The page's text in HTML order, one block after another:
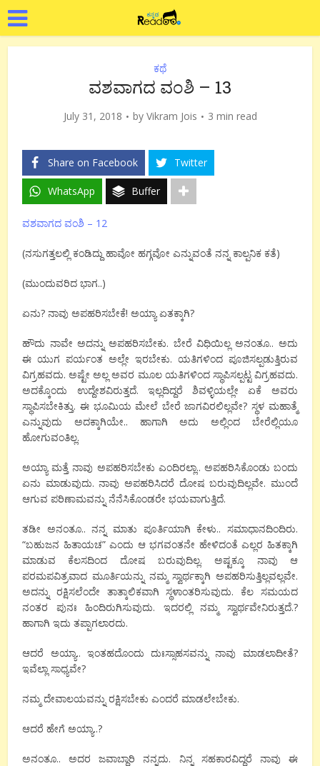
ಕಥೆ
ವಶವಾಗದ ವಂಶಿ – 13
July 31, 2018 by Vikram Jois 3 min read
Share on Facebook Twitter
WhatsApp Buffer
ವಶವಾಗದ ವಂಶಿ – 12
(ನಸುಗತ್ತಲಲ್ಲಿ ಕಂಡಿದ್ದು ಹಾವೋ ಹಗ್ಗವೋ ಎನ್ನುವಂತೆ ನನ್ನ ಕಾಲ್ಪನಿಕ ಕತೆ)
(ಮುಂದುವರಿದ ಭಾಗ..)
ಏನು? ನಾವು ಅಪಹರಿಸಬೇಕೆ! ಅಯ್ಯಾ ಏತಕ್ಕಾಗಿ?
ಹೌದು ನಾವೇ ಅದನ್ನು ಅಪಹರಿಸಬೇಕು. ಬೇರೆ ವಿಧಿಯಿಲ್ಲ ಅನಂತೂ.. ಅದು
ಈ ಯುಗ ಪರ್ಯಂತ ಅಲ್ಲೇ ಇರಬೇಕು. ಯತಿಗಳಿಂದ ಪೂಜಿಸಲ್ಪಡುತ್ತಿರುವ
ವಿಗ್ರಹವದು. ಅಷ್ಟೇ ಅಲ್ಲ ಅವರ ಮೂಲ ಯತಿಗಳಿಂದ ಸ್ಥಾಪಿಸಲ್ಪಟ್ಟ ವಿಗ್ರಹವದು.
ಅದಕ್ಕೊಂದು ಉದ್ದೇಶವಿರುತ್ತದೆ. ಇಲ್ಲದಿದ್ದರೆ ಶಿವಳ್ಳಿಯಲ್ಲೇ ಏಕೆ ಅವರು
ಸ್ಥಾಪಿಸಬೇಕಿತ್ತು. ಈ ಭೂಮಿಯ ಮೇಲೆ ಬೇರೆ ಜಾಗವಿರಲಿಲ್ಲವೇ? ಸ್ಥಳ ಮಹಾತ್ಮೆ
ಎನ್ನುವುದು ಅದಕ್ಕಾಗಿಯೇ.. ಹಾಗಾಗಿ ಅದು ಅಲ್ಲಿಂದ ಬೇರೆಲ್ಲಿಯೂ
ಹೋಗುವಂತಿಲ್ಲ.
ಅಯ್ಯಾ ಮತ್ತೆ ನಾವು ಅಪಹರಿಸಬೇಕು ಎಂದಿರಲ್ಲಾ.. ಅಪಹರಿಸಿಕೊಂಡು ಬಂದು
ಏನು ಮಾಡುವುದು. ನಾವು ಅಪಹರಿಸಿದರೆ ದೋಷ ಬರುವುದಿಲ್ಲವೇ. ಮುಂದೆ
ಆಗುವ ಪರಿಣಾಮವನ್ನು ನೆನೆಸಿಕೊಂಡರೇ ಭಯವಾಗುತ್ತಿದೆ.
ತಡೀ ಅನಂತೂ.. ನನ್ನ ಮಾತು ಪೂರ್ತಿಯಾಗಿ ಕೇಳು.. ಸಮಾಧಾನದಿಂದಿರು.
“ಬಹುಜನ ಹಿತಾಯಚ” ಎಂದು ಆ ಭಗವಂತನೇ ಹೇಳಿದಂತೆ ಎಲ್ಲರ ಹಿತಕ್ಕಾಗಿ
ಮಾಡುವ ಕೆಲಸದಿಂದ ದೋಷ ಬರುವುದಿಲ್ಲ. ಅಷ್ಟಕ್ಕೂ ನಾವು ಆ
ಪರಮಪವಿತ್ರವಾದ ಮೂರ್ತಿಯನ್ನು ನಮ್ಮ ಸ್ವಾರ್ಥಕ್ಕಾಗಿ ಅಪಹರಿಸುತ್ತಿಲ್ಲವಲ್ಲವೇ.
ಅದನ್ನು ರಕ್ಷಿಸಲೆಂದೇ ತಾತ್ಕಾಲಿಕವಾಗಿ ಸ್ಥಳಾಂತರಿಸುವುದು. ಕೆಲ ಸಮಯದ
ನಂತರ ಪುನಃ ಹಿಂದಿರುಗಿಸುವುದು. ಇದರಲ್ಲಿ ನಮ್ಮ ಸ್ವಾರ್ಥವೇನಿರುತ್ತದೆ.?
ಹಾಗಾಗಿ ಇದು ತಪ್ಪಾಗಲಾರದು.
ಆದರೆ ಅಯ್ಯಾ.. ಇಂತಹದೊಂದು ದುಃಸ್ಸಾಹಸವನ್ನು ನಾವು ಮಾಡಲಾದೀತೆ?
ಇವೆಲ್ಲಾ ಸಾಧ್ಯವೇ?
ನಮ್ಮ ದೇವಾಲಯವನ್ನು ರಕ್ಷಿಸಬೇಕು ಎಂದರೆ ಮಾಡಲೇಬೇಕು.
ಆದರೆ ಹೇಗೆ ಅಯ್ಯಾ..?
ಅನಂತೂ.. ಅದರ ಜವಾಬ್ದಾರಿ ನನ್ನದು. ನಿನ್ನ ಸಹಕಾರವಿದ್ದರೆ ನಾವು ಈ